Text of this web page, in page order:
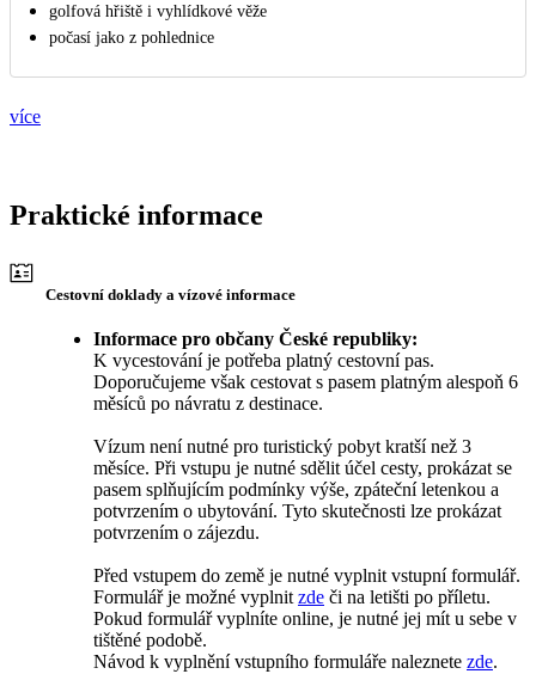
golfová hřiště i vyhlídkové věže
počasí jako z pohlednice
více
Praktické informace
Cestovní doklady a vízové informace
Informace pro občany České republiky:
K vycestování je potřeba platný cestovní pas.
Doporučujeme však cestovat s pasem platným alespoň 6
měsíců po návratu z destinace.
Vízum není nutné pro turistický pobyt kratší než 3
měsíce. Při vstupu je nutné sdělit účel cesty, prokázat se
pasem splňujícím podmínky výše, zpáteční letenkou a
potvrzením o ubytování. Tyto skutečnosti lze prokázat
potvrzením o zájezdu.
Před vstupem do země je nutné vyplnit vstupní formulář.
Formulář je možné vyplnitzde či na letišti po příletu.
Pokud formulář vyplníte online, je nutné jej mít u sebe v
tištěné podobě.
Návod k vyplnění vstupního formuláře naleznete zde.